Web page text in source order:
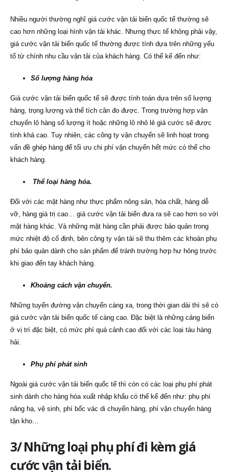
Nhiều người thường nghĩ giá cước vận tải biển quốc tế thường sẽ
cao hơn những loại hình vận tải khác. Nhưng thực tế không phải vậy,
giá cước vận tải biển quốc tế thường được tính dựa trên những yếu
tố từ chính nhu cầu vận tải của khách hàng. Có thể kể đến như:
Số lượng hàng hóa
Giá cước vận tải biển quốc tế sẽ được tính toán dựa trên số lượng
hàng, trọng lượng và thể tích cân đo được. Trong trường hợp vận
chuyển lô hàng số lượng ít hoặc những lô nhỏ lẻ giá cước sẽ được
tính khá cao. Tuy nhiên, các công ty vận chuyển sẽ linh hoạt trong
vấn đề ghép hàng để tối ưu chi phí vận chuyển hết mức có thể cho
khách hàng.
Thể loại hàng hóa.
Đối với các mặt hàng như thực phẩm nông sản, hóa chất, hàng dễ
vỡ, hàng giá trị cao… giá cước vận tải biển đưa ra sẽ cao hơn so với
mặt hàng khác. Và những mặt hàng cần phải được bảo quản trong
mức nhiệt độ cố định, bên công ty vận tải sẽ thu thêm các khoản phụ
phí bảo quản dành cho sản phẩm để tránh trường hợp hư hỏng trước
khi giao đến tay khách hàng.
Khoảng cách vận chuyển.
Những tuyến đường vận chuyển càng xa, trong thời gian dài thì sẽ có
giá cước vận tải biển quốc tế càng cao. Đặc biệt là những cảng biển
ở vị trí đặc biệt, có mức phí quá cảnh cao đối với các loại tàu hàng
hải.
Phụ phí phát sinh
Ngoài giá cước vận tải biển quốc tế thì còn có các loại phụ phí phát
sinh dành cho hàng hóa xuất nhập khẩu có thể kể đến như: phụ phí
nâng hạ, vệ sinh, phí bốc vác di chuyển hàng, phí vận chuyển hàng
tận kho…
3/ Những loại phụ phí đi kèm giá
cước vận tải biển.